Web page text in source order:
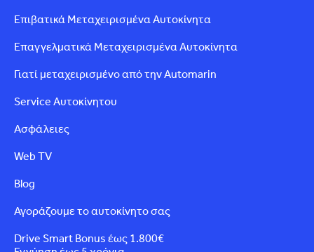
Επιβατικά Μεταχειρισμένα Αυτοκίνητα
Επαγγελματικά Μεταχειρισμένα Αυτοκίνητα
Γιατί μεταχειρισμένο από την Automarin
Service Αυτοκίνητου
Ασφάλειες
Web TV
Blog
Αγοράζουμε το αυτοκίνητο σας
Drive Smart Bonus έως 1.800€